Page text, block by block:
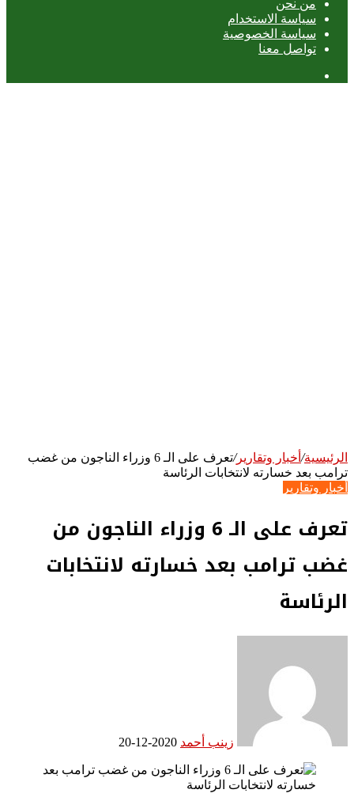
من نحن
سياسة الاستخدام
سياسة الخصوصية
تواصل معنا
الرئيسية/ أخبار وتقارير/
تعرف على الـ 6 وزراء الناجون من غضب
ترامب بعد خسارته لانتخابات الرئاسة
أخبار وتقارير
تعرف على الـ 6 وزراء الناجون من
غضب ترامب بعد خسارته لانتخابات
الرئاسة
زينب أحمد 2020-12-20